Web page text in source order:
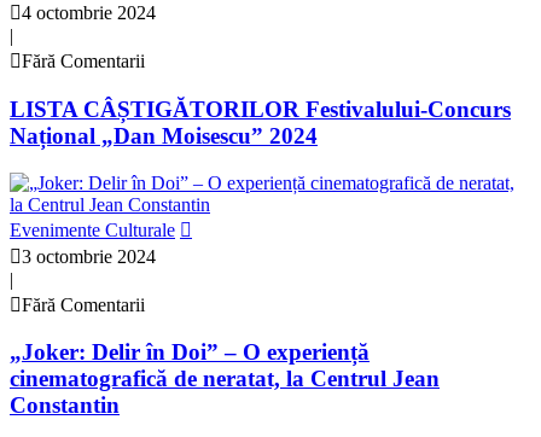
4 octombrie 2024
|
Fără Comentarii
LISTA CÂȘTIGĂTORILOR Festivalului-Concurs
Național „Dan Moisescu” 2024
Evenimente Culturale
3 octombrie 2024
|
Fără Comentarii
„Joker: Delir în Doi” – O experiență
cinematografică de neratat, la Centrul Jean
Constantin